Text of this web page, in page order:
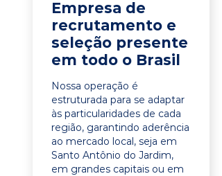
Empresa de
recrutamento e
seleção presente
em todo o Brasil
Nossa operação é
estruturada para se adaptar
às particularidades de cada
região, garantindo aderência
ao mercado local, seja em
Santo Antônio do Jardim,
em grandes capitais ou em